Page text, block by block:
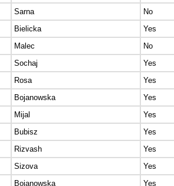
Sarna No
Bielicka Yes
Malec No
Sochaj Yes
Rosa Yes
Bojanowska Yes
Mijal Yes
Bubisz Yes
Rizvash Yes
Sizova Yes
Bojanowska Yes